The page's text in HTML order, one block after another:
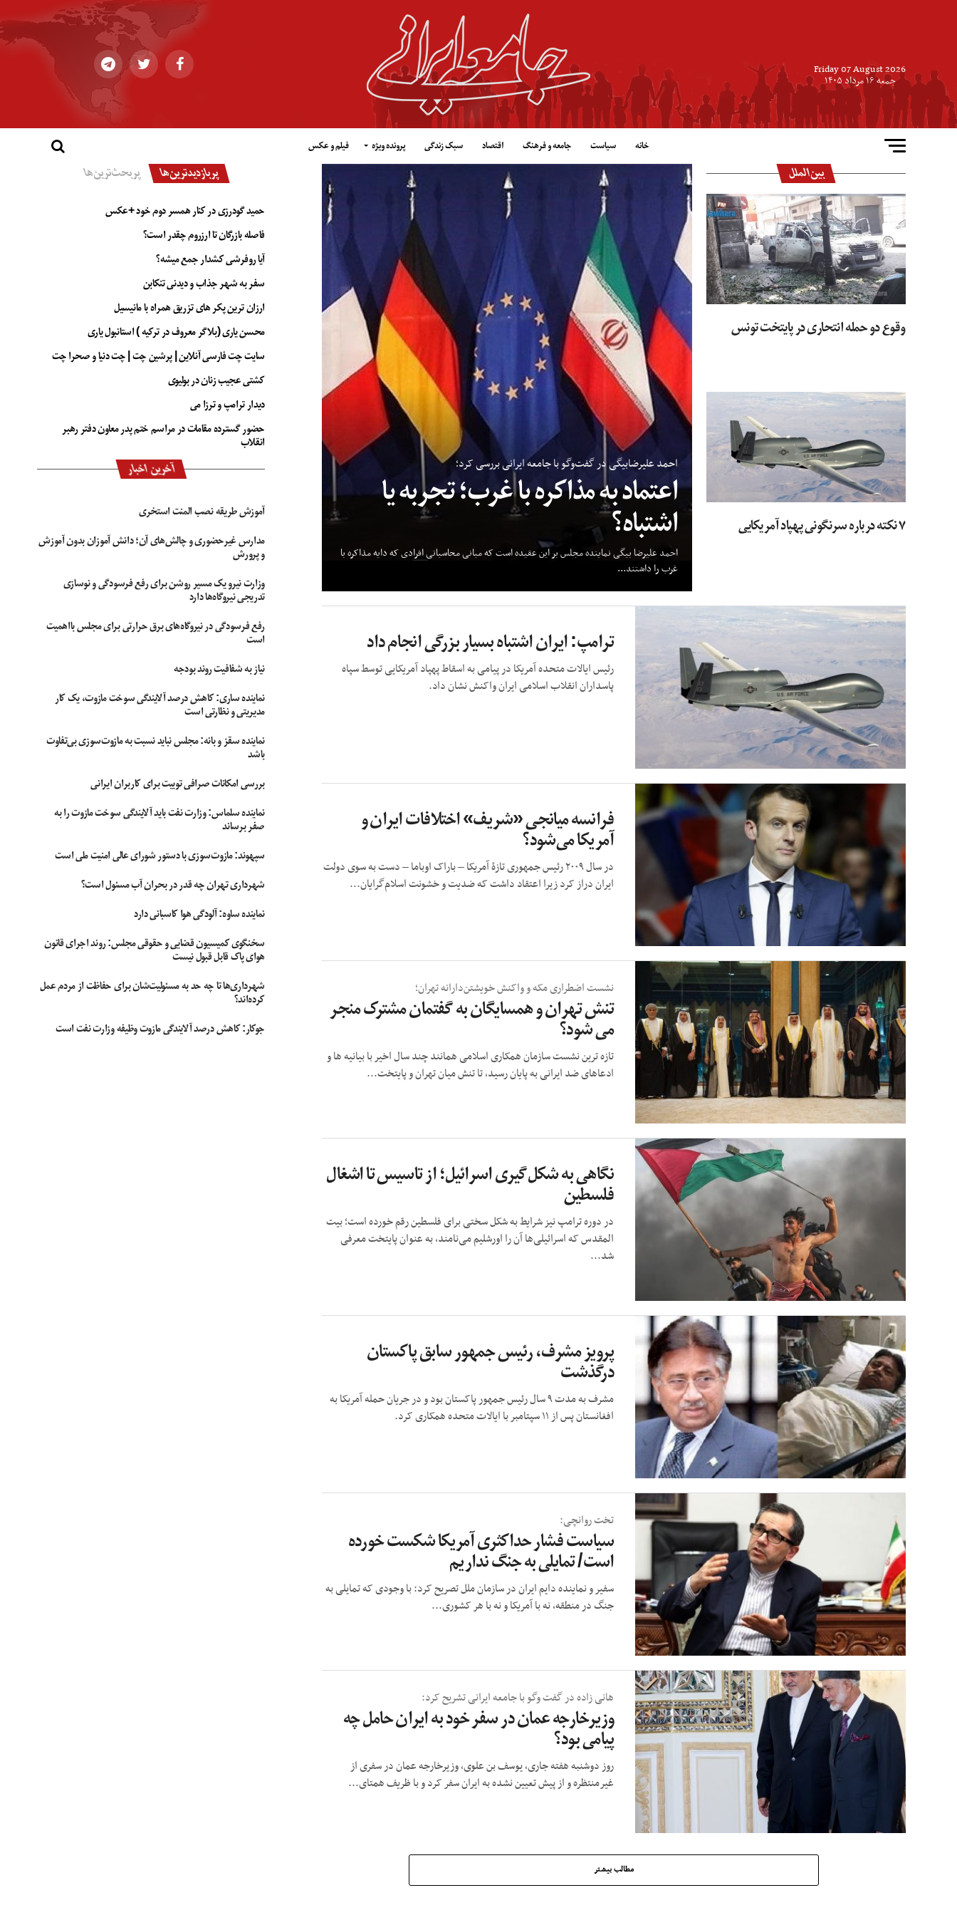
Friday 07 August 2026
جمعه ۱۶ مرداد ۱۴۰۵
خانه سیاست جامعه و فرهنگ اقتصاد سبک زندگی پرونده ویژه فیلم و عکس
احمد علیرضابیگی در گفت‌وگو با جامعه ایرانی بررسی کرد؛
اعتماد به مذاکره با غرب؛ تجربه یا
اشتباه؟
احمد علیرضا بیگی نماینده مجلس بر این عقیده است که مبانی محاسباتی افرادی که دایه مذاکره با
غرب را داشتند...
بین‌الملل
وقوع دو حمله انتحاری در پایتخت تونس
۷ نکته درباره سرنگونی پهپاد آمریکایی
ترامپ: ایران اشتباه بسیار بزرگی انجام داد
رئیس ایالات متحده آمریکا در پیامی به اسقاط پهپاد آمریکایی توسط سپاه
پاسداران انقلاب اسلامی ایران واکنش نشان داد.
فرانسه میانجی «شریف» اختلافات ایران و
آمریکا می‌شود؟
در سال ٢٠٠٩ رئیس جمهوری تازۀ آمریکا – باراک اوباما – دست به سوی دولت
ایران دراز کرد زیرا اعتقاد داشت که ضدیت و خشونت اسلام‌گرایان...
نشست اضطراری مکه و واکنش خویشتن‌دارانه تهران؛
تنش تهران و همسایگان به گفتمان مشترک منجر
می شود؟
تازه ترین نشست سازمان همکاری اسلامی همانند چند سال اخیر با بیانیه ها و
ادعاهای ضد ایرانی به پایان رسید، تا تنش میان تهران و پایتخت...
نگاهی به شکل‌گیری اسرائیل؛ از تاسیس تا اشغال
فلسطین
در دوره ترامپ نیز شرایط به شکل سختی برای فلسطین رقم خورده است؛ بیت
المقدس که اسرائیلی‌ها آن را اورشلیم می‌نامند، به عنوان پایتخت معرفی
شد...
پرویز مشرف، رئیس جمهور سابق پاکستان
درگذشت
مشرف به مدت ۹ سال رئیس جمهور پاکستان بود و در جریان حمله آمریکا به
افغانستان پس از ۱۱ سپتامبر با ایالات متحده همکاری کرد.
تخت روانچی:
سیاست فشار حداکثری آمریکا شکست خورده
است/ تمایلی به جنگ نداریم
سفیر و نماینده دايم ایران در سازمان ملل تصریح کرد: با وجودی که تمایلی به
جنگ در منطقه، نه با آمریکا و نه با هر کشوری...
هانی زاده در گفت وگو با جامعه ایرانی تشریح کرد:
وزیرخارجه عمان در سفر خود به ایران حامل چه
پیامی بود؟
روز دوشنبه هفته جاری، یوسف بن علوی، وزیرخارجه عمان در سفری از
غیرمنتظره و از پیش تعیین نشده به ایران سفر کرد و با ظریف همتای...
مطالب بیشتر
پربازدیدترین‌ها پربحث‌ترین‌ها
حمید گودرزی در کنار همسر دوم خود +عکس
فاصله بازرگان تا ارزروم چقدر است؟
آیا روفرشی کشدار جمع میشه؟
سفر به شهر جذاب و دیدنی تنکابن
ارزان ترین پکر های تزریق همراه با مانیسیل
محسن یاری (بلاگر معروف در ترکیه ) استانبول یاری
سایت چت فارسی آنلاین | پرشین چت | چت دنیا و صحرا چت
کشتی عجیب زنان در بولیوی
دیدار ترامپ و ترزا می
حضور گسترده مقامات در مراسم ختم پدر معاون دفتر رهبر
انقلاب
آخرین اخبار
آموزش طریقه نصب المنت استخری
مدارس غیرحضوری و چالش‌های آن؛ دانش آموزان بدون آموزش
و پرورش
وزارت نیرو یک مسیر روشن برای رفع فرسودگی و نوسازی
تدریجی نیروگاه‌ها دارد
رفع فرسودگی در نیروگاه‌های برق حرارتی برای مجلس بااهمیت
است
نیاز به شفافیت روند بودجه
نماینده ساری: کاهش درصد آلایندگی سوخت مازوت، یک کار
مدیریتی و نظارتی است
نماینده سقز و بانه: مجلس نباید نسبت به مازوت‌سوزی بی‌تفاوت
باشد
بررسی امکانات صرافی توبیت برای کاربران ایرانی
نماینده سلماس: وزارت نفت باید آلایندگی سوخت مازوت را به
صفر برساند
سپهوند:‌ مازوت‌سوزی با دستور شورای عالی امنیت ملی است
شهرداری تهران چه قدر در بحران آب مسئول است؟
نماینده ساوه: آلودگی هوا کاسبانی دارد
سخنگوی کمیسیون قضایی و حقوقی مجلس: روند اجرای قانون
هوای پاک قابل قبول نیست
شهرداری‌ها تا چه حد به مسئولیت‌شان برای حفاظت از مردم عمل
کرده‌اند؟
جوکار: کاهش درصد آلایندگی مازوت وظیفه وزارت نفت است